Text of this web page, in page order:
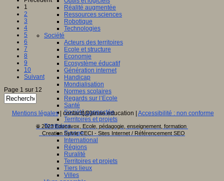
Réalité augmentée
Ressources sciences
Robotique
Technologies
Société
Acteurs des territoires
Ecole et structure
Economie
Ecosystème éducatif
Génération internet
Handicap
Mondialisation
Normes scolaires
Regards sur l’Ecole
Santé
Société connectée
Territoires et projets
Territoires
Europe
International
Régions
Ruralité
Territoires et projets
Tiers lieux
Villes
1
2
3
4
5
6
7
8
9
10
Suivant
Page 1 sur 12
Mentions légales| contact[@]anae.education | Accessibilité : non conforme
© 2023 Educavox, Ecole, pédagogie, enseignement, formation
Creation Sylvie CECI - Sites Internet / Référencement SEO